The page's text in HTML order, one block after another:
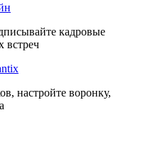
кадровые
встреч
настройте воронку,